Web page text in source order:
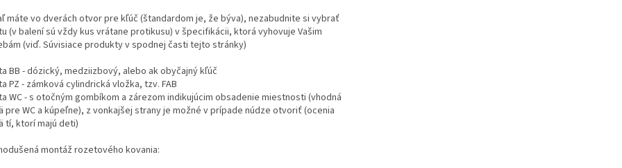
máte vo dverách otvor pre kľúč (štandardom je, že býva), nezabudnite si vybrať
(v balení sú vždy kus vrátane protikusu) v špecifikácii, ktorá vyhovuje Vašim
(viď. Súvisiace produkty v spodnej časti tejto stránky)
BB - dózický, medziizbový, alebo ak obyčajný kľúč
PZ - zámková cylindrická vložka, tzv. FAB
WC - s otočným gombíkom a zárezom indikujúcim obsadenie miestnosti (vhodná
pre WC a kúpeľne), z vonkajšej strany je možné v prípade núdze otvoriť (ocenia
tí, ktorí majú deti)
montáž rozetového kovania: